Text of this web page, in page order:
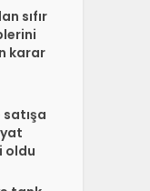
sıfır
karar
satışa
oldu